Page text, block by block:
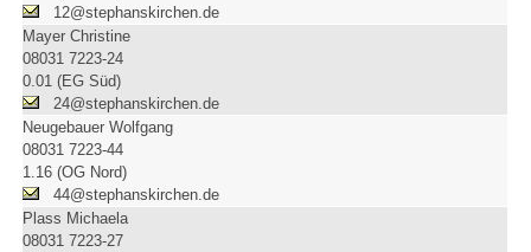
12@stephanskirchen.de
Mayer Christine
08031 7223-24
0.01 (EG Süd)
24@stephanskirchen.de
Neugebauer Wolfgang
08031 7223-44
1.16 (OG Nord)
44@stephanskirchen.de
Plass Michaela
08031 7223-27